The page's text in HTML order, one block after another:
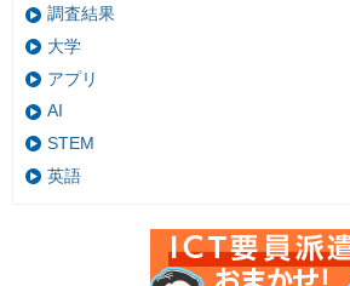
調査結果
大学
アプリ
AI
STEM
英語